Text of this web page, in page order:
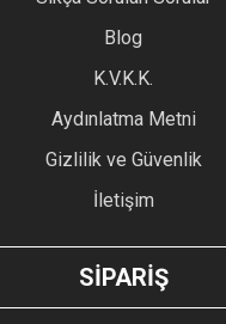
eksik bilgiler bulunuyor.
hatalar bulunuyor.
diğer sitelerden daha pahalı.
GÖNDER
Blog
K.V.K.K.
Aydınlatma Metni
Gizlilik ve Güvenlik
İletişim
SİPARİŞ